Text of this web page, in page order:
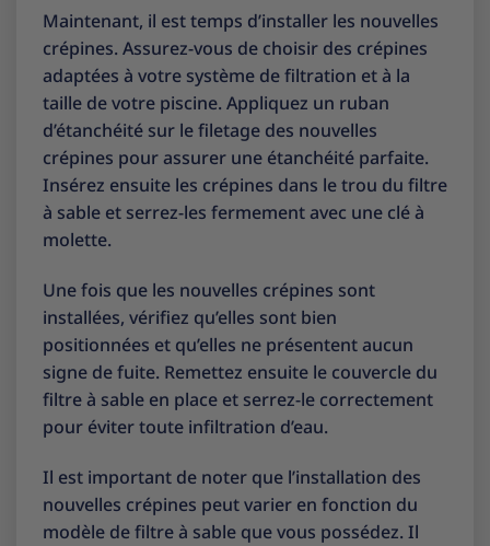
Maintenant, il est temps d’installer les nouvelles
crépines. Assurez-vous de choisir des crépines
adaptées à votre système de filtration et à la
taille de votre piscine. Appliquez un ruban
d’étanchéité sur le filetage des nouvelles
crépines pour assurer une étanchéité parfaite.
Insérez ensuite les crépines dans le trou du filtre
à sable et serrez-les fermement avec une clé à
molette.
Une fois que les nouvelles crépines sont
installées, vérifiez qu’elles sont bien
positionnées et qu’elles ne présentent aucun
signe de fuite. Remettez ensuite le couvercle du
filtre à sable en place et serrez-le correctement
pour éviter toute infiltration d’eau.
Il est important de noter que l’installation des
nouvelles crépines peut varier en fonction du
modèle de filtre à sable que vous possédez. Il